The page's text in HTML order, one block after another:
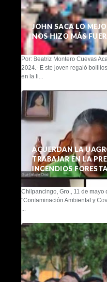
JOHN SACA LO
NOS HIZO MÁS
Por: Beatriz Montero Cuevas
2024.- E ste joven regaló
en la li...
ACUERDAN LA
TRABAJAR EN LA
INCENDIOS
Chilpancingo, Gro., 11 de mayo
"Contaminación Ambiental y
...